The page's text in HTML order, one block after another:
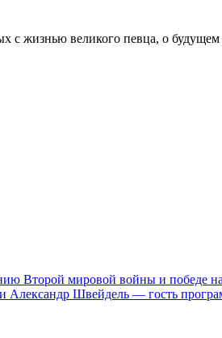
с жизнью великого певца, о
Второй мировой войны и победе
Александр Швейдель — гость